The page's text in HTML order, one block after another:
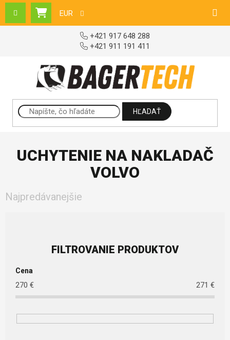
Prejsť na obsah
NÁKUPNÝ KOŠÍK
EUR
+421 917 648 288
+421 911 191 411
HĽADAŤ
UCHYTENIE NA NAKLADAČ
VOLVO
Najpredávanejšie
Cena
270 € 271 €